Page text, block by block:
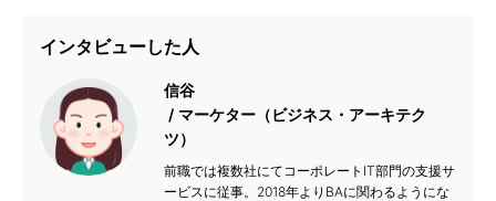
インタビューした人
信谷
マーケター（ビジネス・アーキテク
ツ）
前職では複数社にてコーポレートIT部門の支援サ
ービスに従事。2018年よりBAに関わるようにな